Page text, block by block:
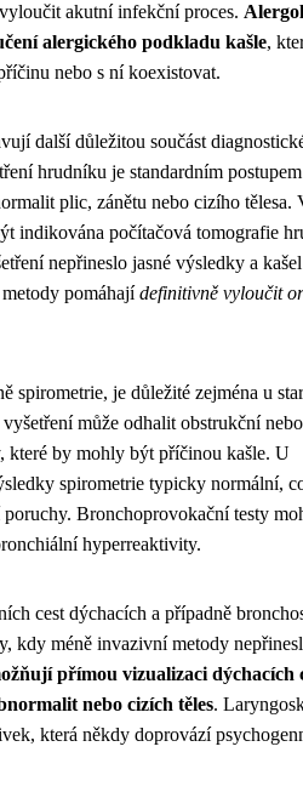
akutní infekční proces.
alergického podkladu kašle,
nebo s ní koexistovat.
další důležitou součást
hrudníku je standardním
plic, zánětu nebo cizího tělesa.
indikována počítačová tomografie
nepřineslo jasné výsledky a kašel
pomáhajídefinitivně vyloučit
spirometrie, je důležité zejména u
může odhalit obstrukční nebo
které by mohly být příčinou kašle. U
spirometrie typicky normální,
Bronchoprovokační testy
hyperreaktivity.
cest dýchacích a případně
kdy méně invazivní metody
přímou vizualizaci dýchacích
nebo cizích těles.
která někdy doprovází